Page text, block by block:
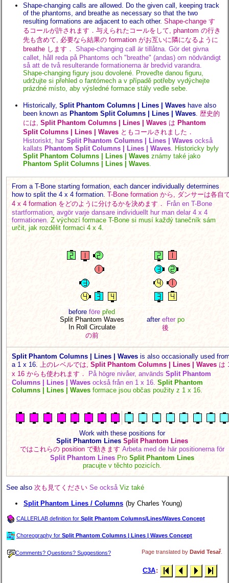
Shape-changing calls are allowed. Do the given call, keeping track
of the phantoms, and breathe as necessary so that the two
resulting formations are adjacent to each other. Shape-change す
るコールが許されます．与えられたコールをして, phantom の行き
先も含めて, 必要なら結果の formation がお互いに隣になるように
breathe します． Shape-changing call är tillåtna. Gör det givna
callet, håll reda på Phantoms och "breathe" (andas) om nödvändigt
så att de två resulterande formationerna är bredvid varandra.
Shape-changing figury jsou dovolené. Proveďte danou figuru,
udržujte si přehled o fantómech a v případě potřeby vydýchejte
prázdné místo, aby výsledné formace stály vedle sebe.
Historically, Split Phantom Columns | Lines | Waves have also
been known as Phantom Split Columns | Lines | Waves 歴史的
には, Split Phantom Columns | Lines | Waves は Phantom
Split Columns | Lines | Waves ともコールされました．
Historiskt, har Split Phantom Columns | Lines | Waves också
kallats Phantom Split Columns | Lines | Waves
Historicky byly
Split Phantom Columns | Lines | Waves známy také jako
Phantom Split Columns | Lines | Waves
From a T-Bone starting formation, each dancer individually determines
how to split the 4 x 4 formation. T-Bone formation から, ダンサーは各自
4 x 4 formation をどのように分けるかを決めます．
Från en T-Bone
startformation, avgör varje dansare individuellt hur man delar 4 x 4
formationen. Z výchozí formace T-Bone si musí každý tanečník sám
určit, jak rozdělit formaci 4 x 4.
before före před
Split Phantom Waves
In Roll Circulate
の前
after efter po
後
Split Phantom Columns | Lines | Waves is also occasionally used
a 1 x 16.
上のレベルでは, Split Phantom Columns | Lines | Waves は
x 16 からも使われます．
På högre nivåer, används Split Phantom
Columns | Lines | Waves också från en 1 x 16. Split Phantom
Columns | Lines | Waves formace jsou občas použity z 1 x 16.
Work with these positions for
Split Phantom Lines Split Phantom Lines
ではこれらの position で動きます Arbeta med de här positionerna för
Split Phantom Lines Pro Split Phantom Lines
pracujte v těchto pozicích.
See also 次も見てください Se också Viz také
Split Phantom Lines / Columns (by Charles Young)
CALLERLAB definition for Split Phantom Columns/Lines/Waves Concept
Choreography for Split Phantom Columns | Lines | Waves Concept
Comments? Questions? Suggestions? Page translated by David Tesař
C3A: